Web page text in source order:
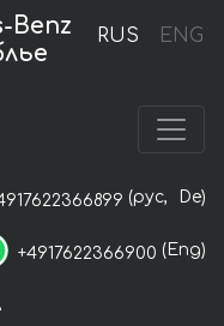
RUS ENG
Benz
(рус, De)
+4917622366900 (Eng)